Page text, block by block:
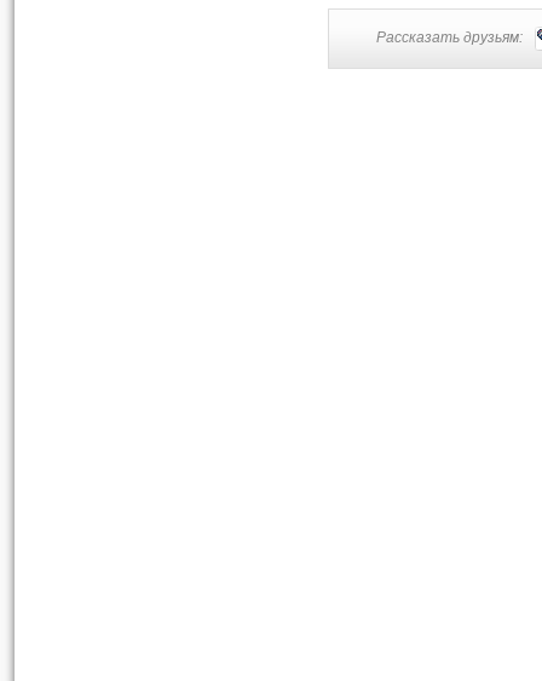
Рассказать друзьям: